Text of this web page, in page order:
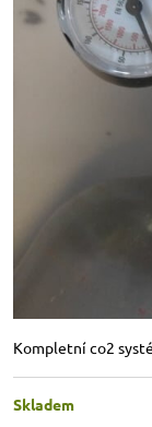
Kompletní co2
Skladem